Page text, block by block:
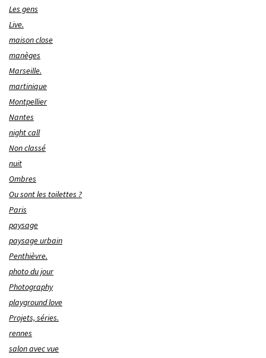
Les gens
Live.
maison close
manèges
Marseille.
martinique
Montpellier
Nantes
night call
Non classé
nuit
Ombres
Ou sont les toilettes ?
Paris
paysage
paysage urbain
Penthièvre.
photo du jour
Photography
playground love
Projets, séries.
rennes
salon avec vue